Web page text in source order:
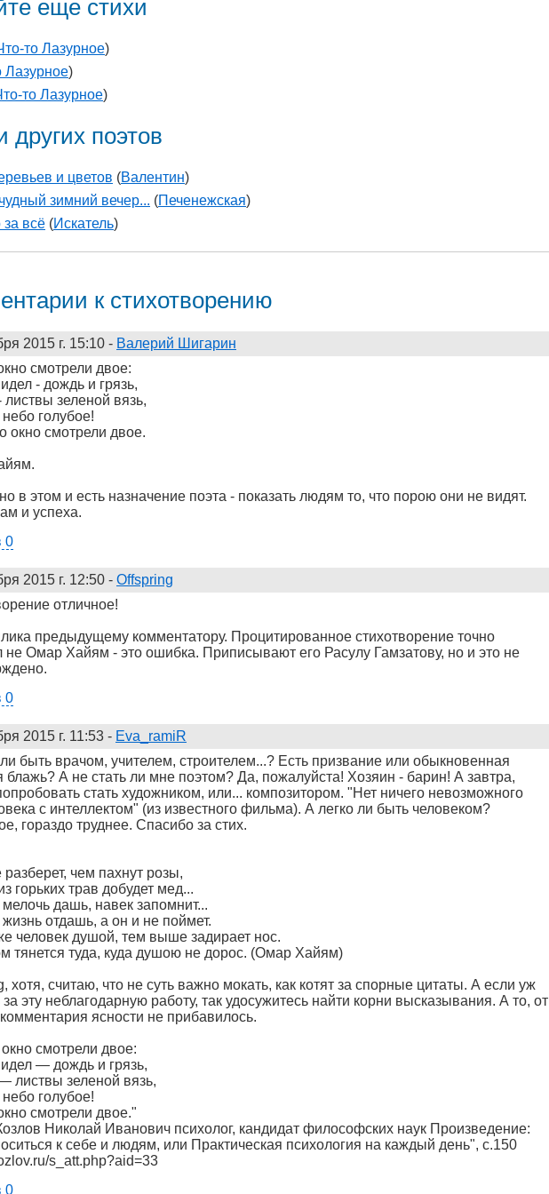
еще стихи
то Лазурное)
Лазурное)
то Лазурное)
других поэтов
и цветов (Валентин)
зимний вечер... (Печенежская)
всё (Искатель)
к стихотворению
2015 г. 15:10 - Валерий Шигарин
смотрели двое:
- дождь и грязь,
листвы зеленой вязь,
голубое!
окно смотрели двое.
в этом и есть назначение поэта - показать людям то, что порою они не видят.
и успеха.
0
2015 г. 12:50 - Offspring
отличное!
предыдущему комментатору. Процитированное стихотворение точно
не Омар Хайям - это ошибка. Приписывают его Расулу Гамзатову, но и это не
0
2015 г. 11:53 - Eva_ramiR
быть врачом, учителем, строителем...? Есть призвание или обыкновенная
блажь? А не стать ли мне поэтом? Да, пожалуйста! Хозяин - барин! А завтра,
стать художником, или... композитором. "Нет ничего невозможного
с интеллектом" (из известного фильма). А легко ли быть человеком?
гораздо труднее. Спасибо за стих.
чем пахнут розы,
горьких трав добудет мед...
мелочь дашь, навек запомнит...
жизнь отдашь, а он и не поймет.
человек душой, тем выше задирает нос.
тянется туда, куда душою не дорос. (Омар Хайям)
хотя, считаю, что не суть важно мокать, как котят за спорные цитаты. А если уж
за эту неблагодарную работу, так удосужитесь найти корни высказывания. А то, от
ясности не прибавилось.
смотрели двое:
— дождь и грязь,
листвы зеленой вязь,
голубое!
смотрели двое."
Николай Иванович психолог, кандидат философских наук Произведение:
к себе и людям, или Практическая психология на каждый день", с.150
s_att.php?aid=33
0